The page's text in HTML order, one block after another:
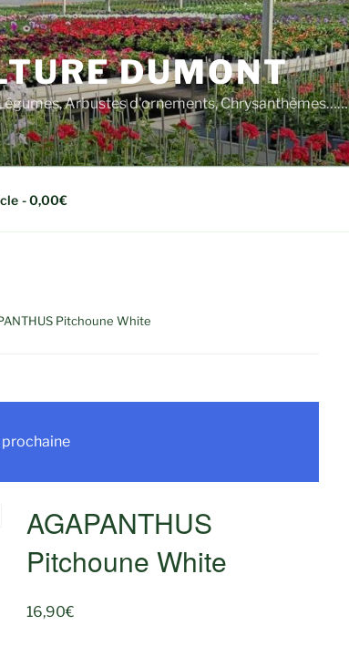
DUMONT
Arbustes d'ornements, Chrysanthèmes……
0,00€
Pitchoune White
prochaine
AGAPANTHUS
Pitchoune White
16,90€